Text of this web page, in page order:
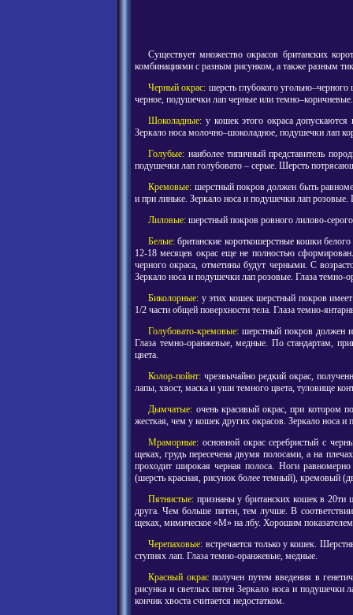
Существует множество окрасов британских
комбинациями с разным рисунком, а также разным
Черный окрас: шерсть глубокого
черное, подушечки лап черные или
Шоколадные: у кошек этого окраса
Зеркало носа молочно–шоколадное, подушечки лап
Голубые: наиболее типичный представитель
подушечки лап голубовато – серые. Шерсть
Кремовые: шерстный покров должен быть
и при линьке. Зеркало носа и подушечки лап розовые.
Лиловые: шерстный покров ровного лилово-
Белые: британские короткошерстные кошки
12-18 месяцев окрас еще не полностью
черного окраса, отметины будут черными. С
Зеркало носа и подушечки лап розовые. Глаза
Биколорные: у этих кошек шерстный покров
1/2 части общей поверхности тела. Глаза темно-
Голубовато-кремовые: шерстный покров должен
Глаза темно-оранжевые, медные. По стандартам,
цвета.
Колор-пойнт: чрезвычайно редкий окрас,
лапы, хвост, маска и уши темного цвета, туловище
Дымчатые: очень красивый окрас, при котором
жесткая, чем у кошек других окрасов. Зеркало носа
Мраморные: основной окрас серебристый с
щеках, грудь пересечена двумя полосами, а на
проходит широкая черная полоса. Ноги
(шерсть красная, рисунок более темный), кремовый
Пятнистые: признаны у британских кошек в
друга. Чем больше пятен, тем лучше. В
щеках, мимическое «М» на лбу. Хорошим показателем
Черепаховые: встречается только у кошек.
ступнях лап. Глаза темно-оранжевые, медные.
Красный окрасполучен путем введения в
рисунка и светлых пятен Зеркало носа и подушечки
кончик хвоста считается недостатком.